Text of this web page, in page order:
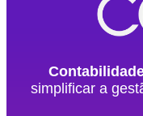
simplificar a